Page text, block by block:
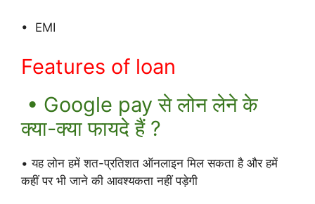
• EMI
Features of loan
• Google pay से लोन लेने के
क्या-क्या फायदे हैं ?
• यह लोन हमें शत-प्रतिशत ऑनलाइन मिल सकता है और हमें
कहीं पर भी जाने की आवश्यकता नहीं पड़ेगी